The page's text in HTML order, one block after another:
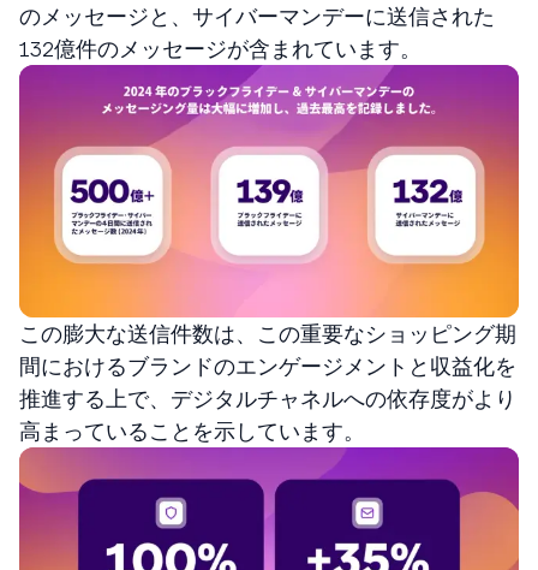
のメッセージと、サイバーマンデーに送信された
132億件のメッセージが含まれています。
この膨大な送信件数は、この重要なショッピング期
間におけるブランドのエンゲージメントと収益化を
推進する上で、デジタルチャネルへの依存度がより
高まっていることを示しています。